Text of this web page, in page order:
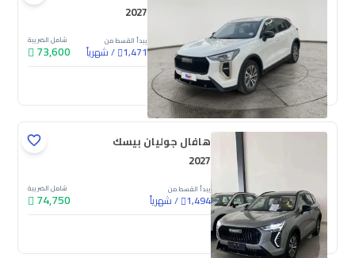
2027
يبدأ القسط من
1,471
/شهرياً
شامل الضريبة
73,600
جديدة
هافال جوليان بيسك
2027
يبدأ القسط من
1,494
/شهرياً
شامل الضريبة
74,750
جديدة